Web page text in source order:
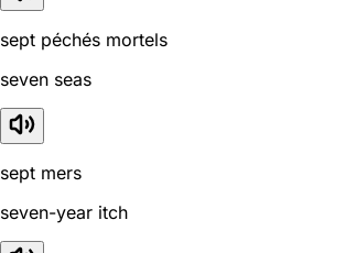
sept péchés mortels
seven seas
sept mers
seven-year itch